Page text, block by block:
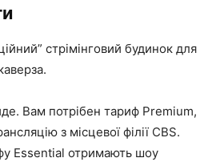
стрімінговий будинок для
Вам потрібен тариф Premium,
з місцевої філії CBS.
Essential отримають шоу